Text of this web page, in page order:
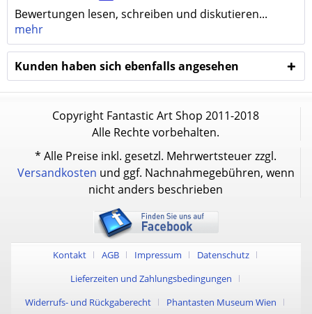
Bewertungen lesen, schreiben und diskutieren...
mehr
Kunden haben sich ebenfalls angesehen
Copyright Fantastic Art Shop 2011-2018
Alle Rechte vorbehalten.
* Alle Preise inkl. gesetzl. Mehrwertsteuer zzgl.
Versandkosten und ggf. Nachnahmegebühren, wenn
nicht anders beschrieben
Kontakt AGB Impressum
Datenschutz
Lieferzeiten und Zahlungsbedingungen
Widerrufs- und Rückgaberecht
Phantasten Museum Wien